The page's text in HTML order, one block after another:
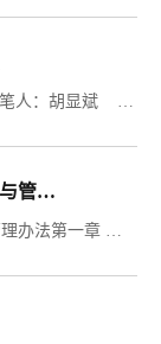
语言应用微专业人才培养方案 执笔人：胡显斌 校对人：李曦 一、专业简介语言应用微专业聚焦财经政务场景下的双语表达能力、大语言模型写作技术应用以及现代职场沟通素养。本微专业紧密结合国际商务活动、企事业单位外宣与形象传播、政务商务文书高级写作、职场礼仪与社会沟通等核心场景，旨在培养学生多元化语言应用能力和形象传播力，打造数字经济时代高端财经人才的差异化竞争优势，全面提升学生就业的核心竞争力。二、培养目标1....
湖南财政经济学院微专业建设与管理办法
湖南财政经济学院微专业建设与管理办法第一章 总 则第一条 为深入推进“四新”建设，主动适应新技术、新产业、新业态、新模式对人才培养的新要求，促进学科交叉融合与创新发展，充分发挥学校学科专业优势，构建多元化、开放式、特色化的人才培养体系，满足学生个性化成长和应用型人才培养需求，结合学校实际，制定本办法。第二条 微专业是指在本科专业目录外，面向国家战略需求和经济社会发展需要，围绕某个特定前沿研究领域、产业发展趋势或者专业领域核心素养，...